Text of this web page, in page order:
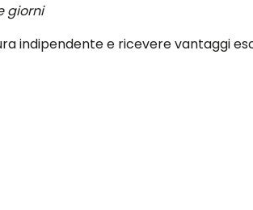
giorni
indipendente e ricevere vantaggi